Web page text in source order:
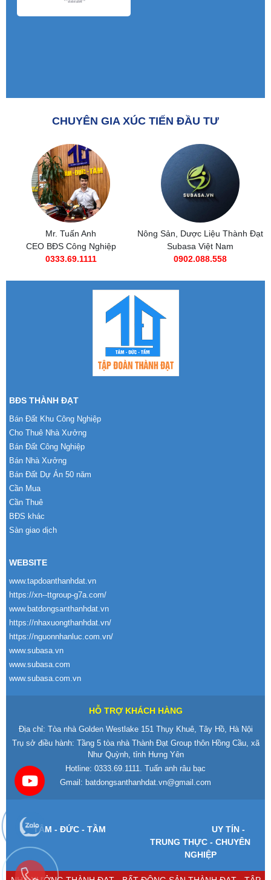
CHUYÊN GIA XÚC TIẾN ĐẦU TƯ
Nông Sản, Dược Liệu Thành Đạt
Subasa Việt Nam
0902.088.558
Subasa Việt Nam
Chuỗi đồ ăn nhanh Subasa
0985 269 685
BĐS THÀNH ĐẠT
Bán Đất Khu Công Nghiệp
Cho Thuê Nhà Xưởng
Bán Đất Công Nghiệp
Bán Nhà Xưởng
Bán Đất Dự Án 50 năm
Cần Mua
Cần Thuê
BĐS khác
Sàn giao dịch
WEBSITE
www.tapdoanthanhdat.vn
https://xn--ttgroup-g7a.com/
www.batdongsanthanhdat.vn
https://nhaxuongthanhdat.vn/
https://nguonnhanluc.com.vn/
www.subasa.vn
www.subasa.com
www.subasa.com.vn
HỖ TRỢ KHÁCH HÀNG
Địa chỉ: Tòa nhà Golden Westlake 151 Thụy Khuê, Tây Hồ, Hà Nội
Trụ sở điều hành: Tầng 5 tòa nhà Thành Đạt Group thôn Hồng Cầu, xã
Như Quỳnh, tỉnh Hưng Yên
Hotline: 0333.69.1111
. Tuấn anh râu bạc
Gmail: batdongsanthanhdat.vn@gmail.com
TÂM - ĐỨC - TẦM UY TÍN -
TRUNG THỰC - CHUYÊN
NGHIỆP